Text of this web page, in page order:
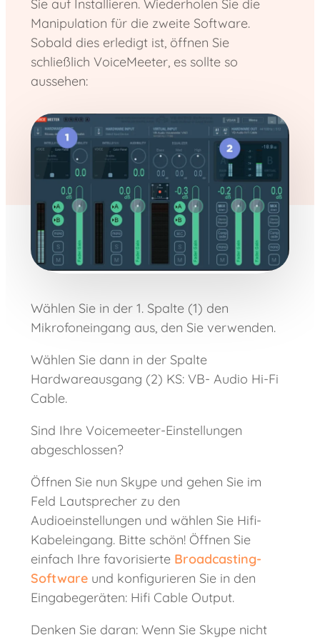
Sie auf Installieren. Wiederholen Sie die
Manipulation für die zweite Software.
Sobald dies erledigt ist, öffnen Sie
schließlich VoiceMeeter, es sollte so
aussehen:
Wählen Sie in der 1. Spalte (1) den
Mikrofoneingang aus, den Sie verwenden.
Wählen Sie dann in der Spalte
Hardwareausgang (2) KS: VB- Audio Hi-Fi
Cable.
Sind Ihre Voicemeeter-Einstellungen
abgeschlossen?
Öffnen Sie nun Skype und gehen Sie im
Feld Lautsprecher zu den
Audioeinstellungen und wählen Sie Hifi-
Kabeleingang. Bitte schön! Öffnen Sie
einfach Ihre favorisierte Broadcasting-
Softwareund konfigurieren Sie in den
Eingabegeräten: Hifi Cable Output.
Denken Sie daran: Wenn Sie Skype nicht